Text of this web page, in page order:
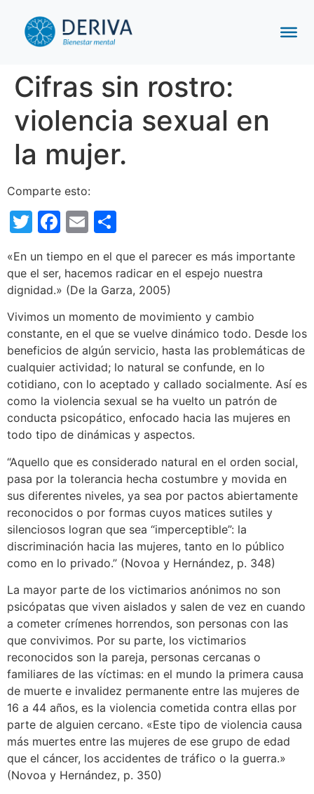
Cifras sin rostro:
violencia sexual en
la mujer.
Comparte esto:
Twitter
Facebook
Email
«En un tiempo en el que el parecer es más importante
que el ser, hacemos radicar en el espejo nuestra
dignidad.» (De la Garza, 2005)
Vivimos un momento de movimiento y cambio
constante, en el que se vuelve dinámico todo. Desde los
beneficios de algún servicio, hasta las problemáticas de
cualquier actividad; lo natural se confunde, en lo
cotidiano, con lo aceptado y callado socialmente. Así es
como la violencia sexual se ha vuelto un patrón de
conducta psicopático, enfocado hacia las mujeres en
todo tipo de dinámicas y aspectos.
“Aquello que es considerado natural en el orden social,
pasa por la tolerancia hecha costumbre y movida en
sus diferentes niveles, ya sea por pactos abiertamente
reconocidos o por formas cuyos matices sutiles y
silenciosos logran que sea “imperceptible”: la
discriminación hacia las mujeres, tanto en lo público
como en lo privado.” (Novoa y Hernández, p. 348)
La mayor parte de los victimarios anónimos no son
psicópatas que viven aislados y salen de vez en cuando
a cometer crímenes horrendos, son personas con las
que convivimos. Por su parte, los victimarios
reconocidos son la pareja, personas cercanas o
familiares de las víctimas: en el mundo la primera causa
de muerte e invalidez permanente entre las mujeres de
16 a 44 años, es la violencia cometida contra ellas por
parte de alguien cercano. «Este tipo de violencia causa
más muertes entre las mujeres de ese grupo de edad
que el cáncer, los accidentes de tráfico o la guerra.»
(Novoa y Hernández, p. 350)